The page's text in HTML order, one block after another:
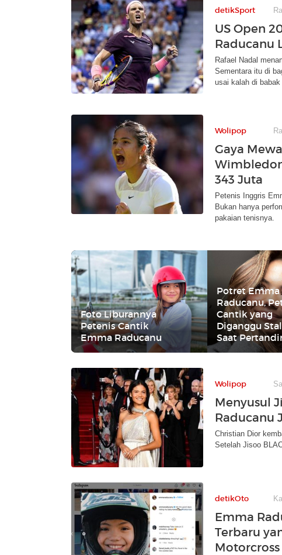
detikSport
US Open
Raducanu
Rafael Nadal
Sementara itu di
usai kalah di babak
Wolipop
Gaya
343 Juta
Petenis Inggris
Bukan hanya
pakaian tenisnya.
Foto Liburannya
Petenis Cantik
Emma Raducanu
Potret Emma
Raducanu,
Cantik yang
Diganggu
Saat
Wolipop
Menyusul
Raducanu
Christian Dior
Setelah Jisoo
detikOto
Emma
Terbaru
Motorcross